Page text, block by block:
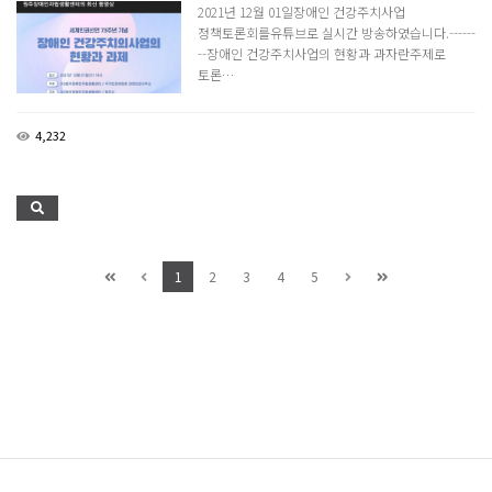
2021년 12월 01일장애인 건강주치사업
정책토론회를유튜브로 실시간 방송하였습니다.------
--장애인 건강주치사업의 현황과 과자란주제로
토론…
4,232
1 2 3 4 5